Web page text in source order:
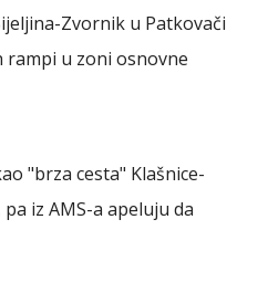
Zvornik u Patkovači
u zoni osnovne
"brza cesta" Klašnice-
iz AMS-a apeluju da